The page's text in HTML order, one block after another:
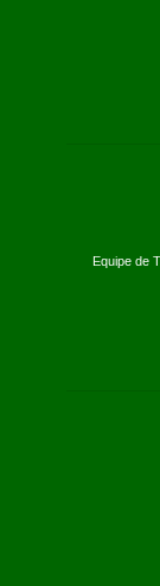
Equipe de